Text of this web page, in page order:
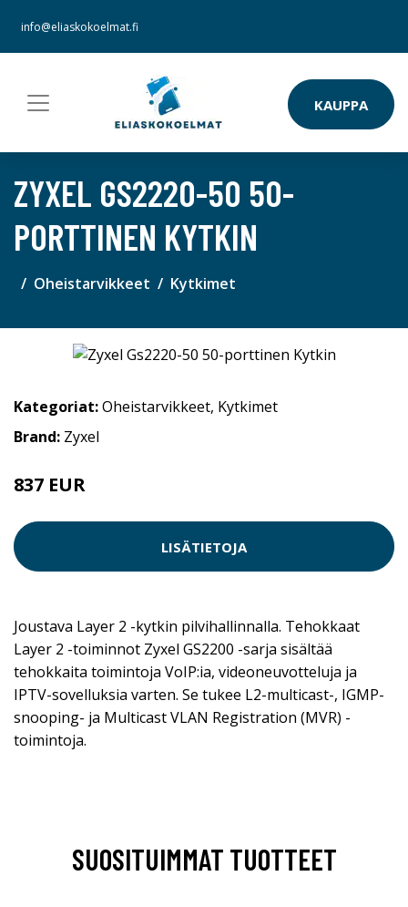
info@eliaskokoelmat.fi
KAUPPA
ZYXEL GS2220-50 50-
PORTTINEN KYTKIN
Oheistarvikkeet Kytkimet
Kategoriat:Oheistarvikkeet, Kytkimet
Brand: Zyxel
837 EUR
LISÄTIETOJA
Joustava Layer 2 -kytkin pilvihallinnalla. Tehokkaat
Layer 2 -toiminnot Zyxel GS2200 -sarja sisältää
tehokkaita toimintoja VoIP:ia, videoneuvotteluja ja
IPTV-sovelluksia varten. Se tukee L2-multicast-, IGMP-
snooping- ja Multicast VLAN Registration (MVR) -
toimintoja.
SUOSITUIMMAT TUOTTEET